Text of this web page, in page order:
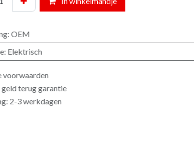
: OEM
: Elektrisch
voorwaarden
terug garantie
2-3 werkdagen